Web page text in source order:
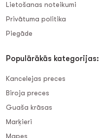
Lietošanas noteikumi
Privātuma politika
Piegāde
Populārākās kategorijas:
Kancelejas preces
Biroja preces
Guaša krāsas
Marķieri
Mapes